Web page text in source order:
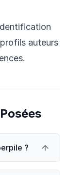
auteurs
?